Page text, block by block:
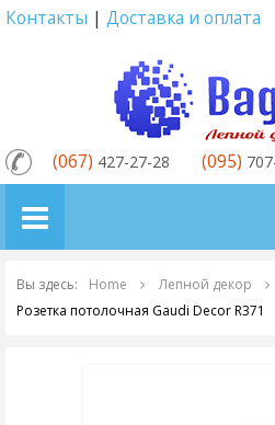
Контакты | Доставка и оплата
(067) 427-27-28 (095)
Вы здесь: Home Лепной декор
Розетка потолочная Gaudi Decor R371